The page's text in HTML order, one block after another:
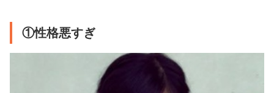
①性格悪すぎ